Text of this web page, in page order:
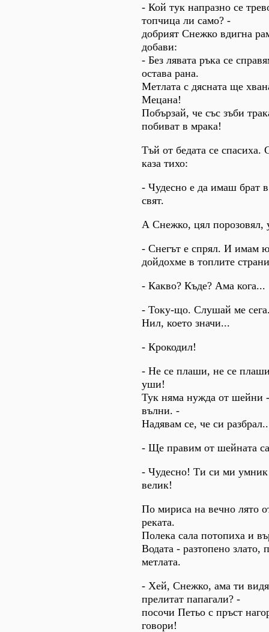
- Кой тук напразно се
топчица ли само? -
добрият Снежко вдигна
добави:
- Без лявата ръка се
остава рана.
Метлата с дясната ще
Мецана!
Побързай, че със зъби
побиват в мрака!
Тъй от бедата се спасиха.
каза тихо:
- Чудесно е да имаш брат
свят.
А Снежко, цял порозовял,
- Снегът е спрял. И имам
дойдохме в топлите
- Какво? Къде? Ама кога...
- Току-що. Слушай ме
Нил, което значи...
- Крокодил!
- Не се плаши, не се
уши!
Тук няма нужда от шейни
вълни. -
Надявам се, че си
- Ще правим от шейната
- Чудесно! Ти си ми
велик!
По мириса на вечно лято
реката.
Полека сала потопиха и
Водата - разтопено злато,
метлата.
- Хей, Снежко, ама ти
прелитат папагали? -
посочи Петьо с пръст
говори!